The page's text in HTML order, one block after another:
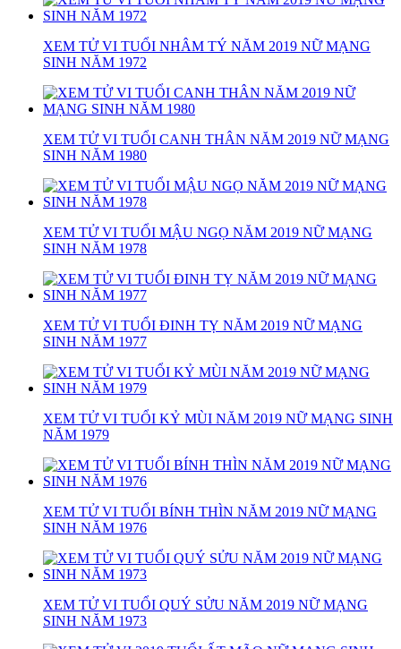
XEM TỬ VI TUỔI NHÂM TÝ NĂM 2019 NỮ MẠNG
SINH NĂM 1972
XEM TỬ VI TUỔI CANH THÂN NĂM 2019 NỮ MẠNG
SINH NĂM 1980
XEM TỬ VI TUỔI MẬU NGỌ NĂM 2019 NỮ MẠNG
SINH NĂM 1978
XEM TỬ VI TUỔI ĐINH TỴ NĂM 2019 NỮ MẠNG
SINH NĂM 1977
XEM TỬ VI TUỔI KỶ MÙI NĂM 2019 NỮ MẠNG SINH
NĂM 1979
XEM TỬ VI TUỔI BÍNH THÌN NĂM 2019 NỮ MẠNG
SINH NĂM 1976
XEM TỬ VI TUỔI QUÝ SỬU NĂM 2019 NỮ MẠNG
SINH NĂM 1973